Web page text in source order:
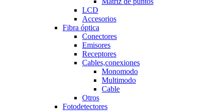
LCD
Accesorios
Fibra óptica
Conectores
Emisores
Receptores
Cables,conexiones
Monomodo
Multimodo
Cable
Otros
Fotodetectores